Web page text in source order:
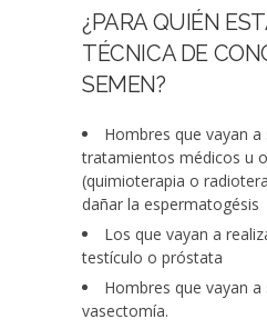
¿PARA QUIÉN
TÉCNICA DE
SEMEN?
Hombres que vayan
tratamientos médicos u
(quimioterapia o
dañar la espermatogésis
Los que vayan a
testículo o próstata
Hombres que vayan
vasectomía.